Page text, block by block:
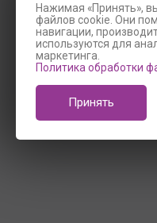
Нажимая «Принять»,
файлов cookie. Они
навигации,
используются для
маркетинга.
Политика обработки
Принять